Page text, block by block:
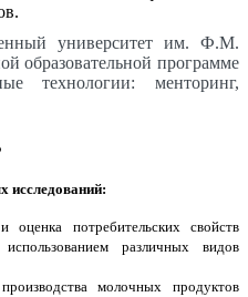
университет им. Ф.М.
образовательной программе
технологии: менторинг,
исследований:
оценка потребительских свойств
различных видов
молочных продуктов